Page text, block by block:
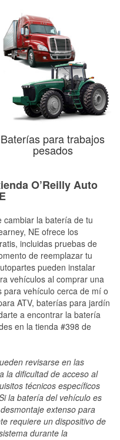
Baterías para trabajos
pesados
O’Reilly Auto
cambiar la batería de tu
NE ofrece los
incluidas pruebas de
de reemplazar tu
pueden instalar
vehículos al comprar una
para vehículo cerca de mí o
ATV, baterías para jardín
a encontrar la batería
en la tienda #398 de
revisarse en las
la dificultad de acceso al
técnicos específicos
la batería del vehículo es
extenso para
requiere un dispositivo de
durante la